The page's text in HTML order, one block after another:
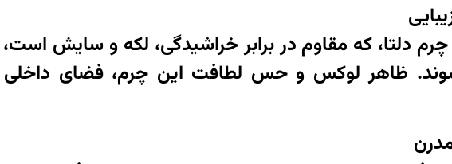
دلتا، که مقاوم در برابر خراشیدگی، لکه و سایش است،
ظاهر لوکس و حس لطافت این چرم، فضای داخلی